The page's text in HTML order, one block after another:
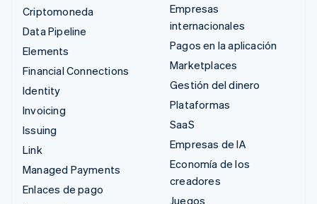
Criptomoneda
Data Pipeline
Elements
Financial Connections
Identity
Invoicing
Issuing
Link
Managed Payments
Enlaces de pago
Empresas
internacionales
Pagos en la aplicación
Marketplaces
Gestión del dinero
Plataformas
SaaS
Empresas de IA
Economía de los
creadores
Juegos